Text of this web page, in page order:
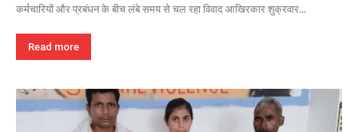
कर्मचारियों और प्रबंधन के बीच लंबे समय से चल रहा विवाद आखिरकार शुक्रवार...
Read more